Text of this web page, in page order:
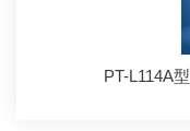
PT-L114A